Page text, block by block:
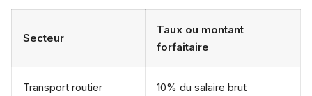
Secteur
Taux ou montant
forfaitaire
Transport routier 10% du salaire brut